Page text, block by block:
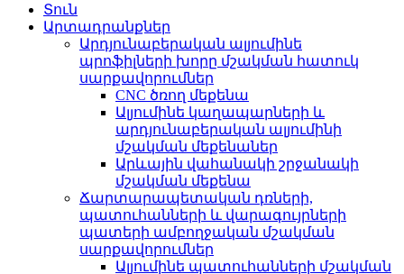
Տուն
Արտադրանքներ
Արդյունաբերական ալյումինե
պրոֆիլների խորը մշակման հատուկ
սարքավորումներ
CNC ծռող մեքենա
Ալյումինե կաղապարների և
արդյունաբերական ալյումինի
մշակման մեքենաներ
Արևային վահանակի շրջանակի
մշակման մեքենա
Ճարտարապետական ​​դռների,
պատուհանների և վարագույրների
պատերի ամբողջական մշակման
սարքավորումներ
Ալյումինե պատուհանների մշակման